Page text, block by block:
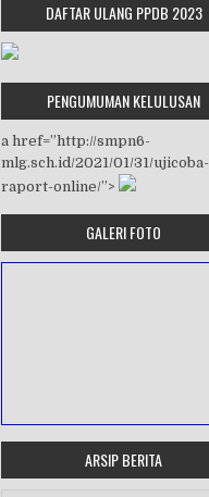
DAFTAR ULANG PPDB 2023
PENGUMUMAN KELULUSAN
a href=”http://smpn6-
mlg.sch.id/2021/01/31/ujicoba-
raport-online/”>
GALERI FOTO
ARSIP BERITA